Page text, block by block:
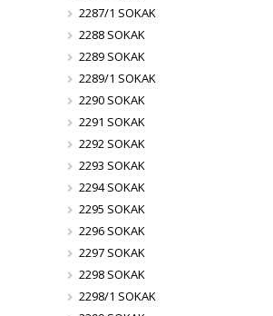
2287/1 SOKAK
2288 SOKAK
2289 SOKAK
2289/1 SOKAK
2290 SOKAK
2291 SOKAK
2292 SOKAK
2293 SOKAK
2294 SOKAK
2295 SOKAK
2296 SOKAK
2297 SOKAK
2298 SOKAK
2298/1 SOKAK